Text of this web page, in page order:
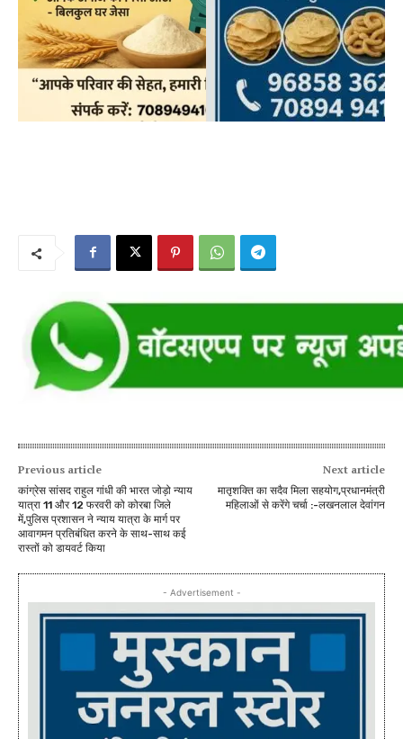
Previous article
कांग्रेस सांसद राहुल गांधी की भारत जोड़ो न्याय
यात्रा 11 और 12 फरवरी को कोरबा जिले
में,पुलिस प्रशासन ने न्याय यात्रा के मार्ग पर
आवागमन प्रतिबंधित करने के साथ-साथ कई
रास्तों को डायवर्ट किया
Next article
मातृशक्ति का सदैव मिला सहयोग,प्रधानमंत्री
महिलाओं से करेंगे चर्चा :-लखनलाल देवांगन
- Advertisement -